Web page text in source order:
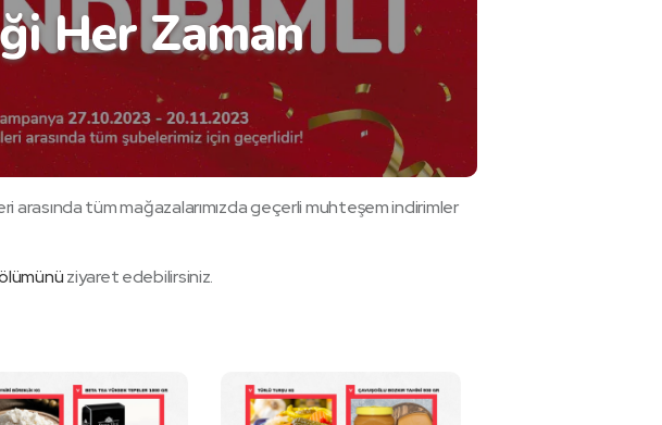
Her Zaman
tüm mağazalarımızda geçerli muhteşem indirimler
ziyaret edebilirsiniz.